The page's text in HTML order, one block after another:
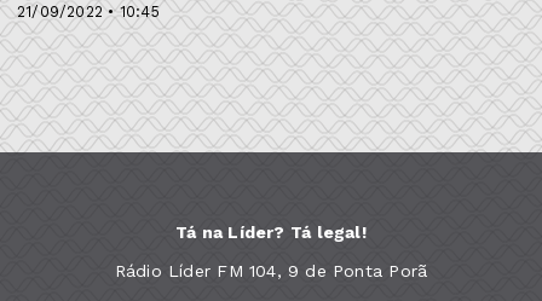
21/09/2022 • 10:45
Tá na Líder? Tá legal!
Rádio Líder FM 104, 9 de Ponta Porã